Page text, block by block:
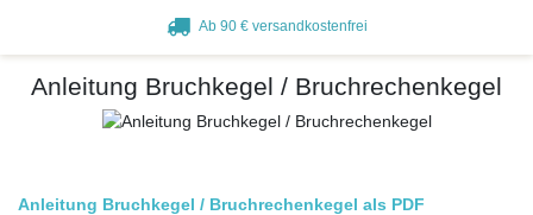
Ab 90 € versandkostenfrei
Anleitung Bruchkegel / Bruchrechenkegel
Anleitung Bruchkegel / Bruchrechenkegel als PDF